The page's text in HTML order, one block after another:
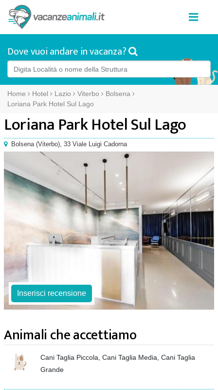
Dove vuoi andare in vacanza?
Home Hotel Lazio Viterbo
Bolsena
Loriana Park Hotel Sul Lago
Loriana Park Hotel Sul Lago
Bolsena(Viterbo), 33 Viale Luigi Cadorna
Inserisci recensione
Animali che accettiamo
Cani Taglia Piccola, Cani Taglia Media, Cani Taglia
Grande